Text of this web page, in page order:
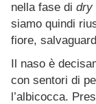
nella fase di dry
siamo quindi
fiore,
Il naso è
con sentori di
l’albicocca.